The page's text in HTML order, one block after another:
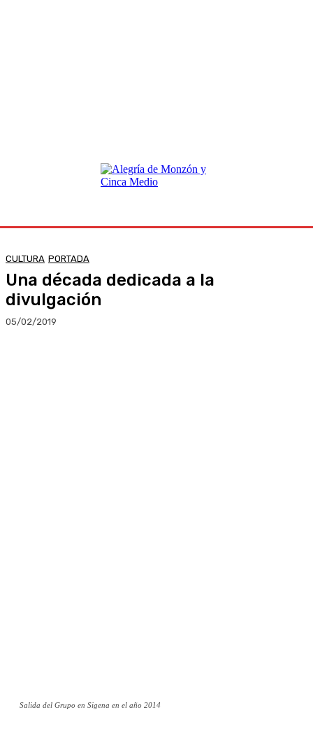
CULTURA PORTADA
Una década dedicada a la
divulgación
05/02/2019
Salida del Grupo en Sigena en el año 2014